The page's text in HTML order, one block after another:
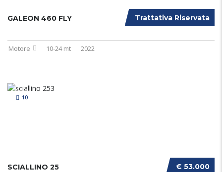
Trattativa Riservata
GALEON 460 FLY
Motore 10-24 mt 2022
10
€ 53.000
SCIALLINO 25